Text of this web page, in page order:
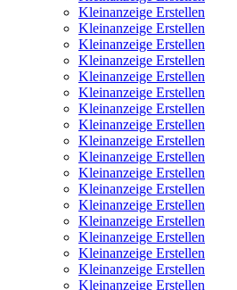
Kleinanzeige Erstellen
Kleinanzeige Erstellen
Kleinanzeige Erstellen
Kleinanzeige Erstellen
Kleinanzeige Erstellen
Kleinanzeige Erstellen
Kleinanzeige Erstellen
Kleinanzeige Erstellen
Kleinanzeige Erstellen
Kleinanzeige Erstellen
Kleinanzeige Erstellen
Kleinanzeige Erstellen
Kleinanzeige Erstellen
Kleinanzeige Erstellen
Kleinanzeige Erstellen
Kleinanzeige Erstellen
Kleinanzeige Erstellen
Kleinanzeige Erstellen